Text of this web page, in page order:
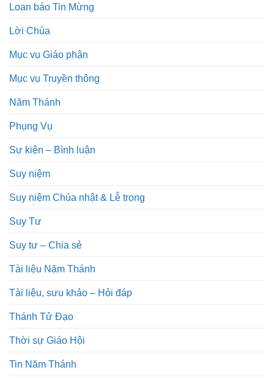
Loan báo Tin Mừng
Lời Chúa
Mục vụ Giáo phận
Mục vụ Truyền thông
Năm Thánh
Phụng Vụ
Sự kiện – Bình luận
Suy niệm
Suy niệm Chúa nhật & Lễ trọng
Suy Tư
Suy tư – Chia sẻ
Tài liệu Năm Thánh
Tài liệu, sưu khảo – Hỏi đáp
Thánh Tử Đạo
Thời sự Giáo Hội
Tin Năm Thánh